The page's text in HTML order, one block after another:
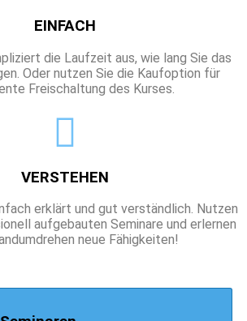
EINFACH
die Laufzeit aus, wie lang Sie das
Oder nutzen Sie die Kaufoption für
Freischaltung des Kurses.
VERSTEHEN
erklärt und gut verständlich. Nutzen
aufgebauten Seminare und erlernen
neue Fähigkeiten!